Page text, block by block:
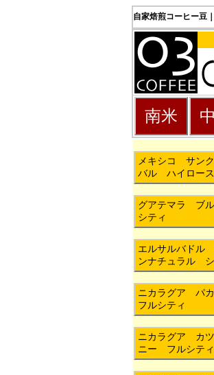
自家焙煎コーヒー豆
南米
メキシコ サンク
バル ハイロース
グアテマラ ブ
シティ
エルサルバドル
ンナチュラル シ
ニカラグア パ
フルシティ
ニカラグア カ
ニー フルシティ